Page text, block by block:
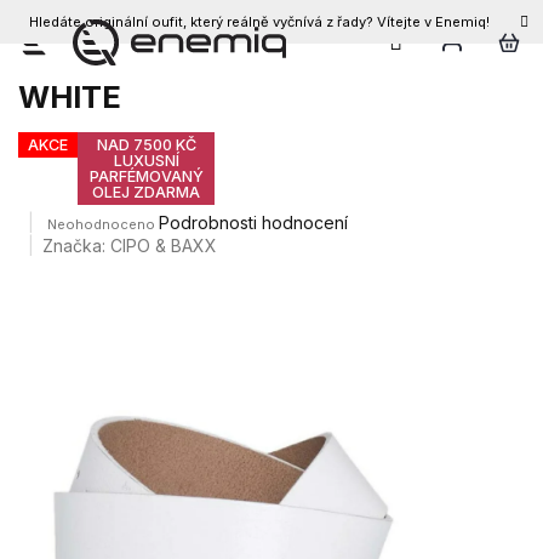
Přejít
obsah
Hledáte originální oufit, který reálně vyčnívá z řady? Vítejte v Enemiq!
CZK
Opasek CIPO & BAXX CG146
WHITE
AKCE
NAD 7500 KČ
LUXUSNÍ
PARFÉMOVANÝ
OLEJ ZDARMA
Průměrné
hodnocení
Neohodnoceno Podrobnosti hodnocení
Značka:CIPO & BAXX